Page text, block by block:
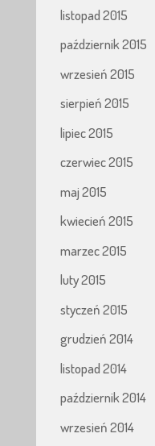
listopad 2015
październik 2015
wrzesień 2015
sierpień 2015
lipiec 2015
czerwiec 2015
maj 2015
kwiecień 2015
marzec 2015
luty 2015
styczeń 2015
grudzień 2014
listopad 2014
październik 2014
wrzesień 2014